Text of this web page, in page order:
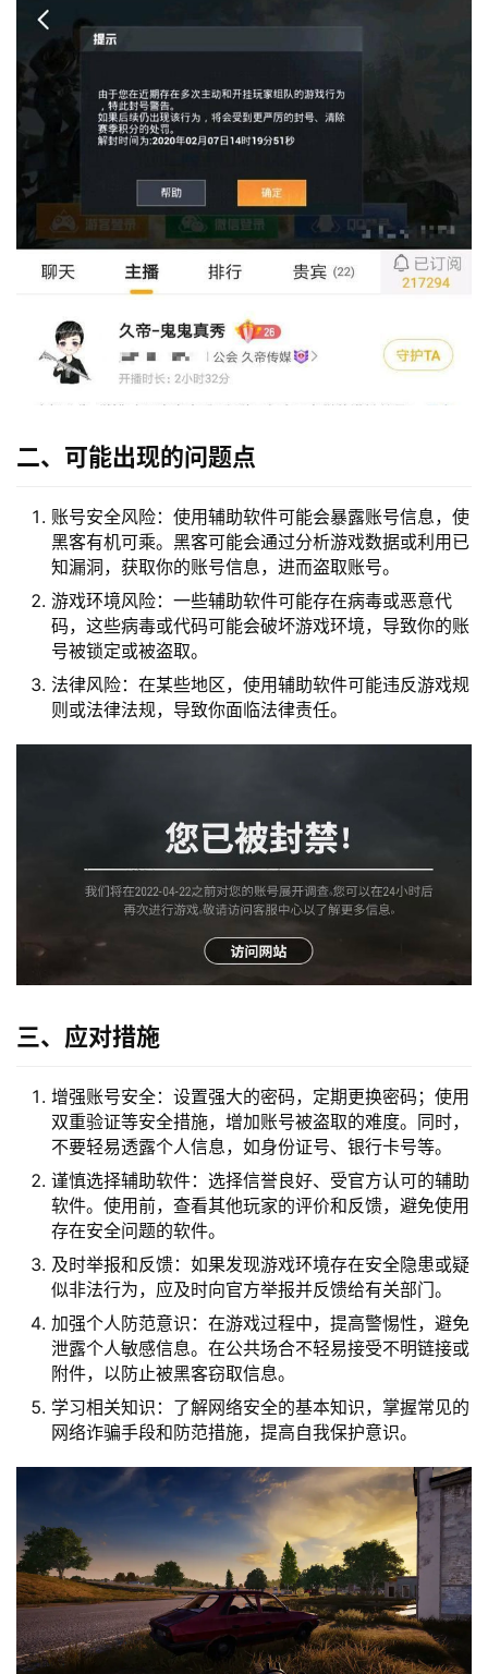
二、可能出现的问题点
账号安全风险：使用辅助软件可能会暴露账号信息，使
黑客有机可乘。黑客可能会通过分析游戏数据或利用已
知漏洞，获取你的账号信息，进而盗取账号。
游戏环境风险：一些辅助软件可能存在病毒或恶意代
码，这些病毒或代码可能会破坏游戏环境，导致你的账
号被锁定或被盗取。
法律风险：在某些地区，使用辅助软件可能违反游戏规
则或法律法规，导致你面临法律责任。
三、应对措施
增强账号安全：设置强大的密码，定期更换密码；使用
双重验证等安全措施，增加账号被盗取的难度。同时，
不要轻易透露个人信息，如身份证号、银行卡号等。
谨慎选择辅助软件：选择信誉良好、受官方认可的辅助
软件。使用前，查看其他玩家的评价和反馈，避免使用
存在安全问题的软件。
及时举报和反馈：如果发现游戏环境存在安全隐患或疑
似非法行为，应及时向官方举报并反馈给有关部门。
加强个人防范意识：在游戏过程中，提高警惕性，避免
泄露个人敏感信息。在公共场合不轻易接受不明链接或
附件，以防止被黑客窃取信息。
学习相关知识：了解网络安全的基本知识，掌握常见的
网络诈骗手段和防范措施，提高自我保护意识。